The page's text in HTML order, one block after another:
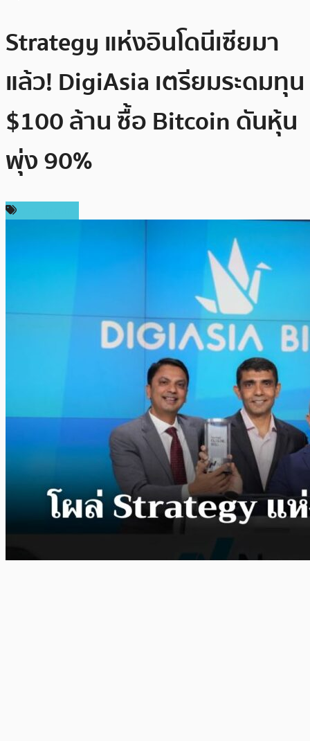
Strategy แห่งอินโดนีเซียมา
แล้ว! DigiAsia เตรียมระดมทุน
$100 ล้าน ซื้อ Bitcoin ดันหุ้น
พุ่ง 90%